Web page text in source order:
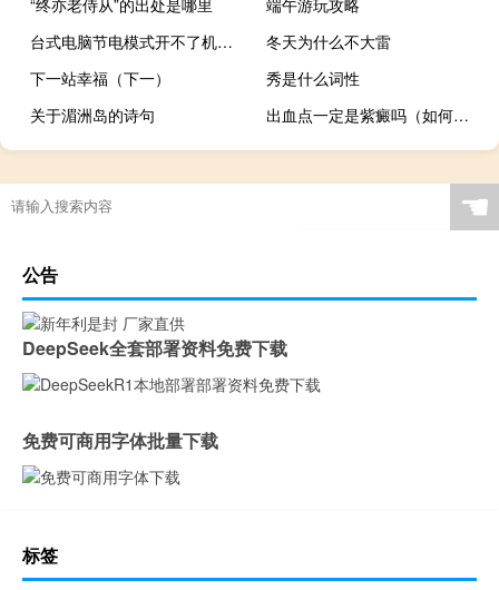
台式电脑节电模式开不了机（电脑节电模式开不了机怎么办）
冬天为什么不大雷
下一站幸福（下一）
秀是什么词性
关于湄洲岛的诗句
出血点一定是紫癜吗（如何判断血点还是紫癜）
☚
公告
DeepSeek全套部署资料免费下载
免费可商用字体批量下载
标签